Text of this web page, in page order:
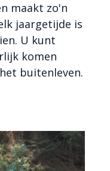
maakt zo'n
jaargetijde is
U kunt
komen
buitenleven.